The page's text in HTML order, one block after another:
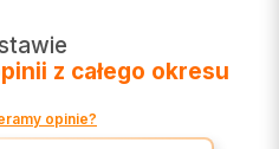
z całego okresu
opinie?